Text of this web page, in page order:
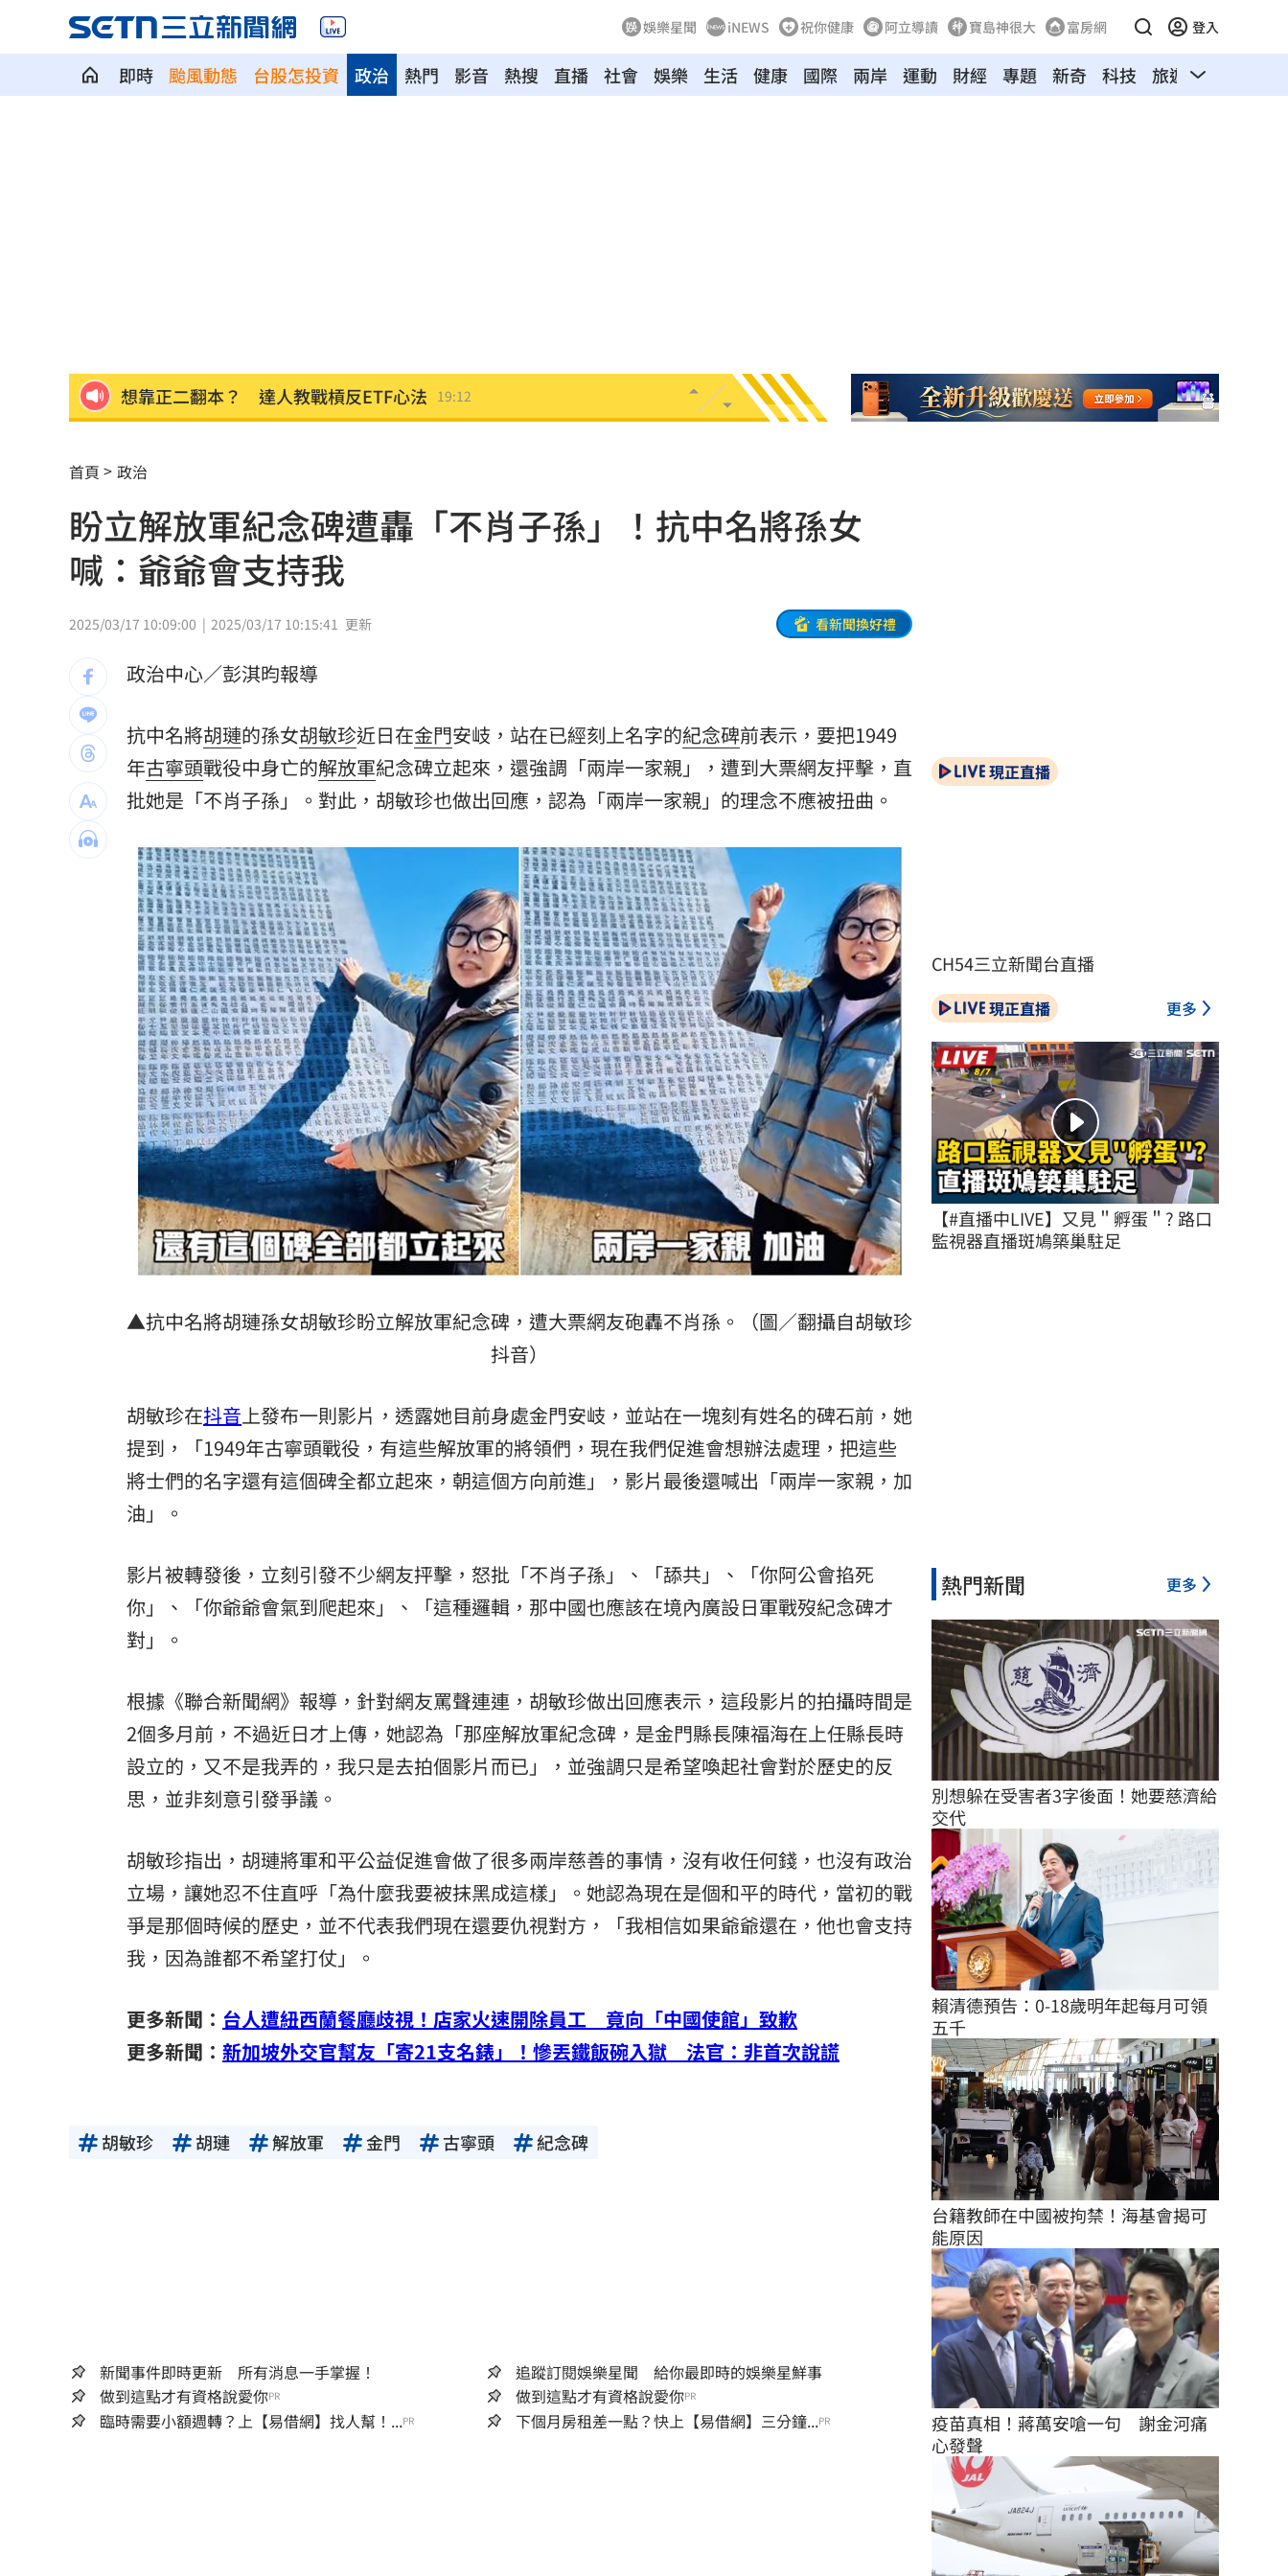
娛樂星聞 iNEWS 祝你健康 阿立導讀 寶島神很大 富房網 登入
即時 颱風動態 台股怎投資 熱門 影音 熱搜 直播
政治 社會 娛樂 生活 健康 國際 兩岸 運動 財經 專題 新奇 科技 旅遊 汽車
想靠正二翻本？ 達人教戰槓反ETF心法 19:12
演習硬上路還無照！鳳山女慘收10萬單
一軍不是來跑龍套 餅總對新人不手下留情 19:03
靠2根鐵軌橫掃AI鏈 川湖財報衝上萬金股
孫易磊登板2局2K無失分！ 飆156公里火球
直擊／NEWBEAT高雄首秀 震胸舞全場嗨翻
傅家接班人幕僚酒駕遭移送！公所火速准辭 18:52
獅子座新月伴日蝕！12星座一週運勢出爐 18:45
颱風硬闖海邊！巨浪來1家4剩3 男童被捲走
大盤收紅、正二反跌？ 拆解槓反ETF秒懂 18:39
白海豚逼近強降雨 石門單日狂洩508萬噸 18:34
專家喊台股「下週噴千點」關鍵訊號 18:33
台灣彩券開獎直播中 20:31
LIVE三立+24小時直播 15:27
三立iNEWS新聞台線上直播 18:00
台彩父親節推新刮刮樂千萬頭獎超「爸」氣 12:00
商場戰國來臨 台中「頂奢大道」逐漸成形 12:00
「拍片人的多重宇宙」職涯論壇9/12登場！ 10:30
8國球員齊聚高雄 Formosa 7s掀足球熱潮 10:00
首頁 政治
盼立解放軍紀念碑遭轟「不肖子孫」！抗中名將孫女
喊：爺爺會支持我
2025/03/17 10:09:00 2025/03/17 10:15:41 更新 看新聞換好禮
政治中心／彭淇昀報導
抗中名將胡璉的孫女胡敏珍近日在金門安岐，站在已經刻上名字的紀念碑前表示，要把1949
年古寧頭戰役中身亡的解放軍紀念碑立起來，還強調「兩岸一家親」，遭到大票網友抨擊，直
批她是「不肖子孫」。對此，胡敏珍也做出回應，認為「兩岸一家親」的理念不應被扭曲。
▲抗中名將胡璉孫女胡敏珍盼立解放軍紀念碑，遭大票網友砲轟不肖孫。（圖／翻攝自胡敏珍
抖音）
胡敏珍在抖音上發布一則影片，透露她目前身處金門安岐，並站在一塊刻有姓名的碑石前，她
提到，「1949年古寧頭戰役，有這些解放軍的將領們，現在我們促進會想辦法處理，把這些
將士們的名字還有這個碑全都立起來，朝這個方向前進」，影片最後還喊出「兩岸一家親，加
油」。
影片被轉發後，立刻引發不少網友抨擊，怒批「不肖子孫」、「舔共」、「你阿公會掐死
你」、「你爺爺會氣到爬起來」、「這種邏輯，那中國也應該在境內廣設日軍戰歿紀念碑才
對」。
根據《聯合新聞網》報導，針對網友罵聲連連，胡敏珍做出回應表示，這段影片的拍攝時間是
2個多月前，不過近日才上傳，她認為「那座解放軍紀念碑，是金門縣長陳福海在上任縣長時
設立的，又不是我弄的，我只是去拍個影片而已」，並強調只是希望喚起社會對於歷史的反
思，並非刻意引發爭議。
胡敏珍指出，胡璉將軍和平公益促進會做了很多兩岸慈善的事情，沒有收任何錢，也沒有政治
立場，讓她忍不住直呼「為什麼我要被抹黑成這樣」。她認為現在是個和平的時代，當初的戰
爭是那個時候的歷史，並不代表我們現在還要仇視對方，「我相信如果爺爺還在，他也會支持
我，因為誰都不希望打仗」。
更多新聞： 台人遭紐西蘭餐廳歧視！店家火速開除員工 竟向「中國使館」致歉
更多新聞： 新加坡外交官幫友「寄21支名錶」！慘丟鐵飯碗入獄 法官：非首次說謊
胡敏珍 胡璉 解放軍 金門 古寧頭 紀念碑
新聞事件即時更新 所有消息一手掌握！
追蹤訂閱娛樂星聞 給你最即時的娛樂星鮮事
做到這點才有資格說愛你PR 做到這點才有資格說愛你PR
臨時需要小額週轉？上【易借網】找人幫！...PR 下個月房租差一點？快上【易借網】三分鐘...PR
現正直播
CH54三立新聞台直播
現正直播 更多
【#直播中LIVE】又見＂孵蛋＂? 路口
監視器直播斑鳩築巢駐足
熱門新聞 更多
別想躲在受害者3字後面！她要慈濟給
交代
賴清德預告：0-18歲明年起每月可領
五千
台籍教師在中國被拘禁！海基會揭可
能原因
疫苗真相！蔣萬安嗆一句　謝金河痛
心發聲